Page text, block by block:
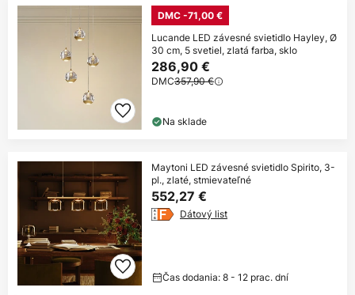
DMC -71,00 €
Lucande LED závesné svietidlo Hayley, Ø
30 cm, 5 svetiel, zlatá farba, sklo
286,90 €
DMC357,90 €
Na sklade
Maytoni LED závesné svietidlo Spirito, 3-
pl., zlaté, stmievateľné
552,27 €
Dátový list
Čas dodania: 8 - 12 prac. dní